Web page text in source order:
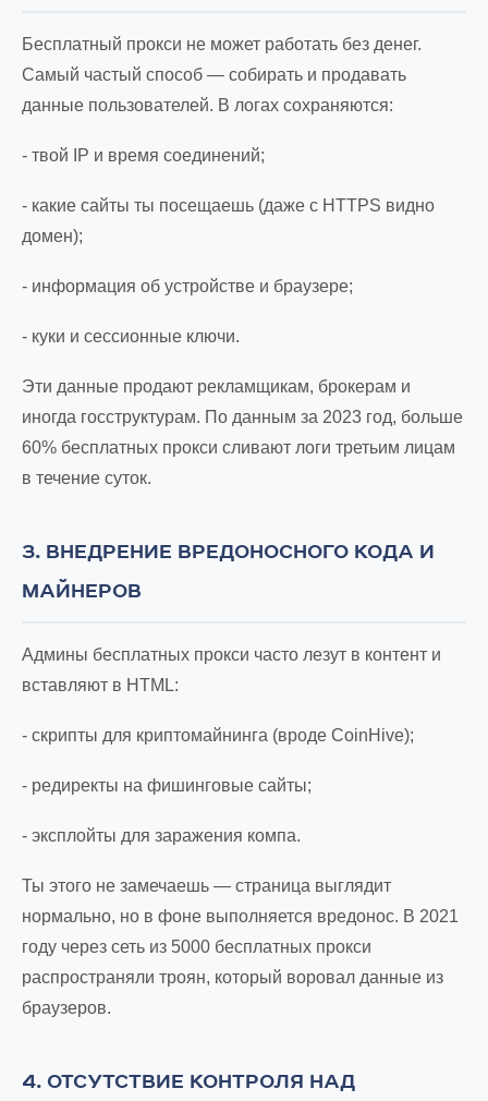
Бесплатный прокси не может работать без денег.
Самый частый способ — собирать и продавать
данные пользователей. В логах сохраняются:
- твой IP и время соединений;
- какие сайты ты посещаешь (даже с HTTPS видно
домен);
- информация об устройстве и браузере;
- куки и сессионные ключи.
Эти данные продают рекламщикам, брокерам и
иногда госструктурам. По данным за 2023 год, больше
60% бесплатных прокси сливают логи третьим лицам
в течение суток.
3. ВНЕДРЕНИЕ ВРЕДОНОСНОГО КОДА И
МАЙНЕРОВ
Админы бесплатных прокси часто лезут в контент и
вставляют в HTML:
- скрипты для криптомайнинга (вроде CoinHive);
- редиректы на фишинговые сайты;
- эксплойты для заражения компа.
Ты этого не замечаешь — страница выглядит
нормально, но в фоне выполняется вредонос. В 2021
году через сеть из 5000 бесплатных прокси
распространяли троян, который воровал данные из
браузеров.
4. ОТСУТСТВИЕ КОНТРОЛЯ НАД